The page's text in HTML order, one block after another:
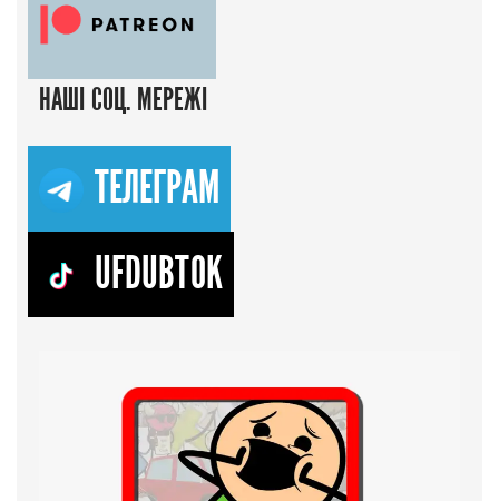
НАШІ СОЦ. МЕРЕЖІ
ТЕЛЕГРАМ
UFDUBTOK